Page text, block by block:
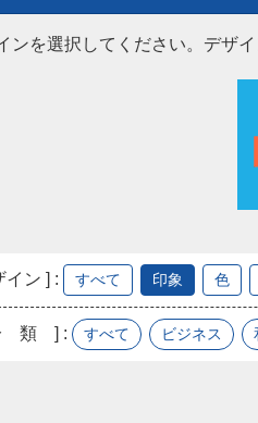
ンを選択してください。デザ
イン ] : すべて 印象 色
類 ] : すべて ビジネス